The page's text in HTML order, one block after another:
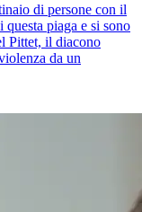
di persone con il
piaga e si sono
Pittet, il diacono
da un